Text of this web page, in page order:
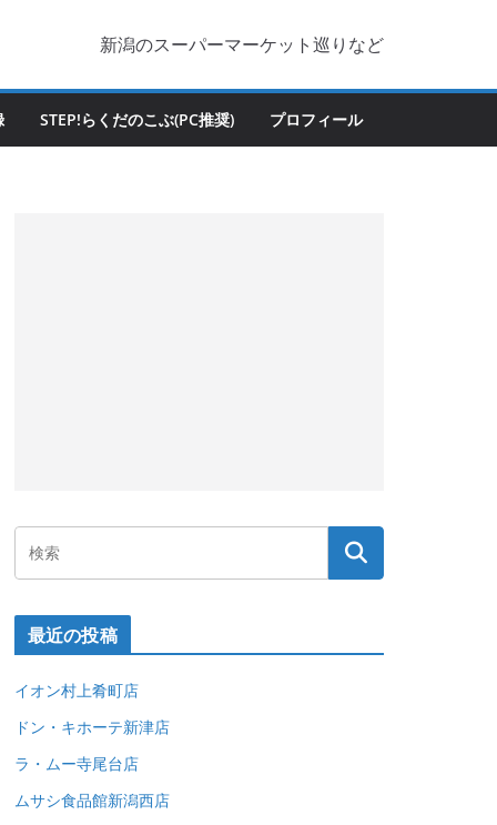
新潟のスーパーマーケット巡りなど
STEP!らくだのこぶ(PC推奨) プロフィール
最近の投稿
イオン村上肴町店
ドン・キホーテ新津店
ラ・ムー寺尾台店
ムサシ食品館新潟西店